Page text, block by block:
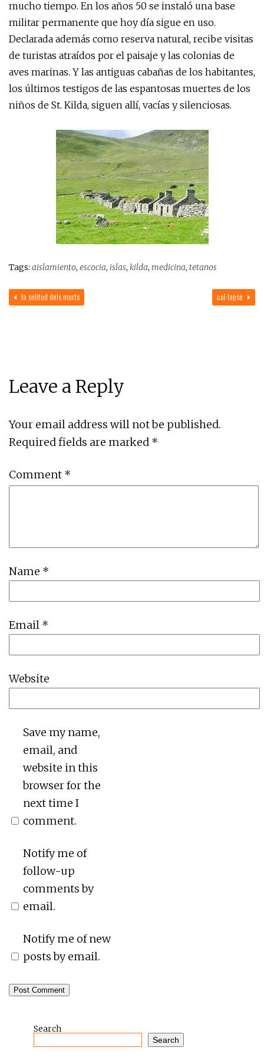
mucho tiempo. En los años 50 se instaló una base
militar permanente que hoy día sigue en uso.
Declarada además como reserva natural, recibe visitas
de turistas atraídos por el paisaje y las colonias de
aves marinas. Y las antiguas cabañas de los habitantes,
los últimos testigos de las espantosas muertes de los
niños de St. Kilda, siguen allí, vacías y silenciosas.
Tags: aislamiento, escocia, islas, kilda, medicina, tetanos
col·lapse
la solitud dels morts
Leave a Reply
Your email address will not be published.
Required fields are marked *
Comment *
Name *
Email *
Website
Save my name,
email, and
website in this
browser for the
next time I
comment.
Notify me of
follow-up
comments by
email.
Notify me of new
posts by email.
Search
Search